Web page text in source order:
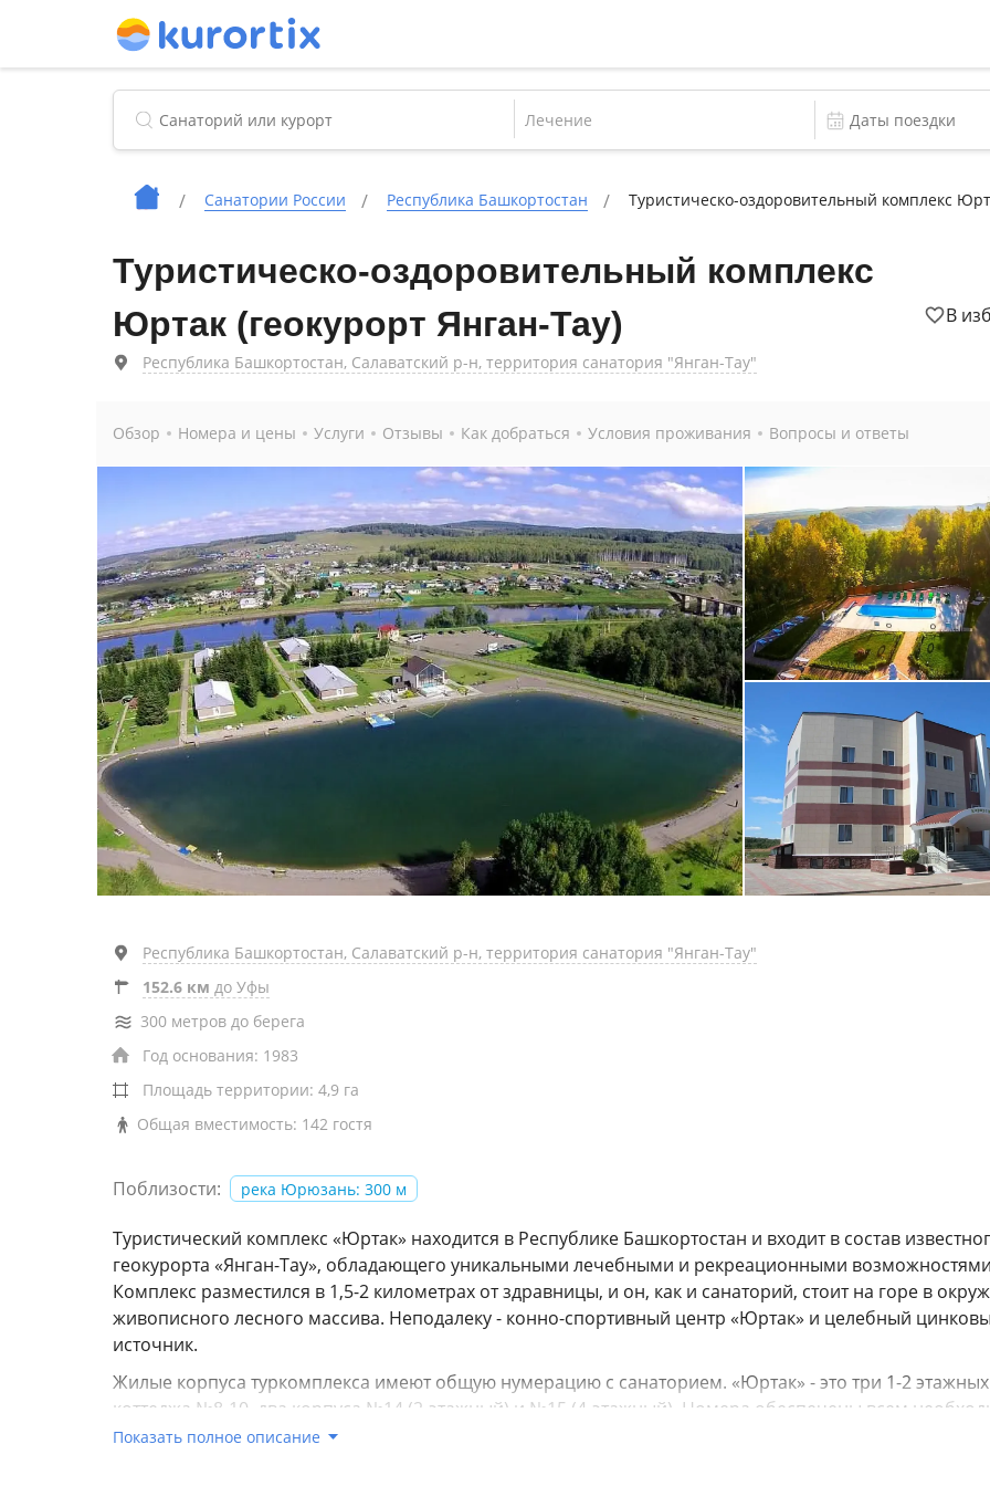
Лечение
Cанатории России Республика Башкортостан Туристическо-оздоровительный комплекс
Туристическо-оздоровительный комплекс
Юртак (геокурорт Янган-Тау)
Республика Башкортостан, Салаватский р-н, территория санатория "Янган-Тау"
В
Обзор Номера и цены Услуги Отзывы Как добраться Условия проживания Вопросы и ответы
Республика Башкортостан, Салаватский р-н, территория санатория "Янган-Тау"
152.6 км до Уфы
300 метров до берега
Год основания: 1983
Площадь территории: 4,9 га
Общая вместимость: 142 гостя
Поблизости: река Юрюзань: 300 м
Туристический комплекс «Юртак» находится в Республике Башкортостан и входит в состав
геокурорта «Янган-Тау», обладающего уникальными лечебными и рекреационными
Комплекс разместился в 1,5-2 километрах от здравницы, и он, как и санаторий, стоит на горе в
живописного лесного массива. Неподалеку - конно-спортивный центр «Юртак» и целебный
источник.
Жилые корпуса туркомплекса имеют общую нумерацию с санаторием. «Юртак» - это три 1-2 этажных
коттеджа №8-10, два корпуса №14 (2-этажный) и №15 (4-этажный). Номера обеспечены всем
для комфортного проживания. Везде установлены телевизор, телефон, сейф, холодильник (в
Показать полное описание